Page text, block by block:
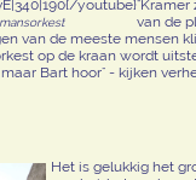
youtube}"Kramer
van de
van de meeste mensen
op de kraan wordt
Bart hoor" - kijken
Het is gelukkig het